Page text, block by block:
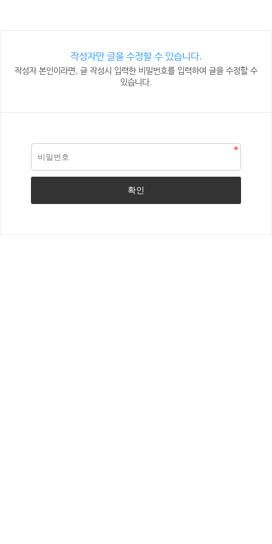
작성자만 글을 수정할 수 있습니다.
작성자 본인이라면, 글 작성시 입력한 비밀번호를 입력하여 글을 수정할 수
있습니다.